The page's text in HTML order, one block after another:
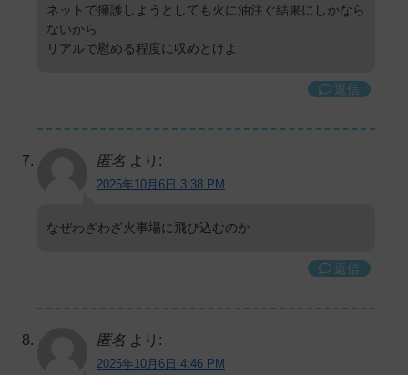
ネットで擁護しようとしても火に油注ぐ結果にしかなら
ないから
リアルで慰める程度に収めとけよ
返信
匿名 より:
2025年10月6日 3:38 PM
なぜわざわざ火事場に飛び込むのか
返信
匿名 より:
2025年10月6日 4:46 PM